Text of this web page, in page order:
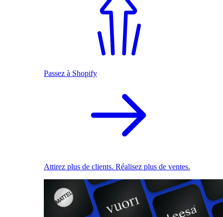
Passez à Shopify
Attirez plus de clients. Réalisez plus de ventes.